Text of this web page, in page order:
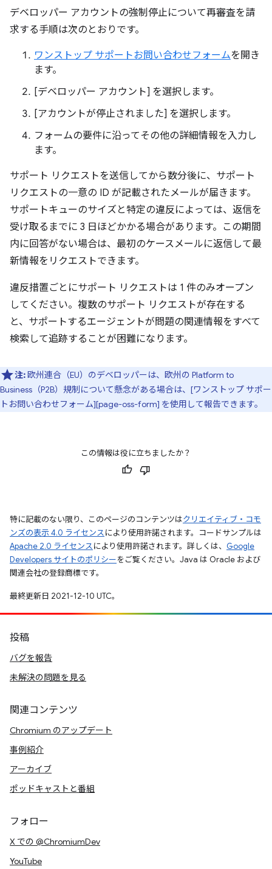
デベロッパー アカウントの強制停止について再審査を請
求する手順は次のとおりです。
ワンストップ サポートお問い合わせフォームを開き
ます。
[デベロッパー アカウント] を選択します。
[アカウントが停止されました] を選択します。
フォームの要件に沿ってその他の詳細情報を入力し
ます。
サポート リクエストを送信してから数分後に、サポート
リクエストの一意の ID が記載されたメールが届きます。
サポートキューのサイズと特定の違反によっては、返信を
受け取るまでに 3 日ほどかかる場合があります。この期間
内に回答がない場合は、最初のケースメールに返信して最
新情報をリクエストできます。
違反措置ごとにサポート リクエストは 1 件のみオープン
してください。複数のサポート リクエストが存在する
と、サポートするエージェントが問題の関連情報をすべて
検索して追跡することが困難になります。
注:欧州連合（EU）のデベロッパーは、欧州の Platform to
Business（P2B）規制について懸念がある場合は、[ワンストップ サポー
トお問い合わせフォーム][page-oss-form] を使用して報告できます。
この情報は役に立ちましたか？
特に記載のない限り、このページのコンテンツはクリエイティブ・コモ
ンズの表示 4.0 ライセンスにより使用許諾されます。コードサンプルは
Apache 2.0 ライセンスにより使用許諾されます。詳しくは、 Google
Developers サイトのポリシーをご覧ください。Java は Oracle および
関連会社の登録商標です。
最終更新日 2021-12-10 UTC。
投稿
バグを報告
未解決の問題を見る
関連コンテンツ
Chromium のアップデート
事例紹介
アーカイブ
ポッドキャストと番組
フォロー
X での @ChromiumDev
YouTube